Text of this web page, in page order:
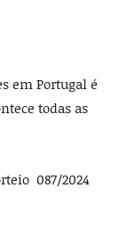
em Portugal é
todas as
087/2024